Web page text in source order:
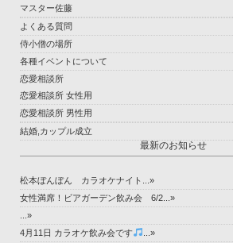
マスター佐藤
よくある質問
侍小僧の場所
各種イベントについて
恋愛相談所
恋愛相談所 女性用
恋愛相談所 男性用
結婚,カップル成立
最新のお知らせ
松本ぼんぼん カラオケナイト...»
女性満席！ビアガーデン飲み会 6/2...»
...»
4月11日 カラオケ飲み会です
...»